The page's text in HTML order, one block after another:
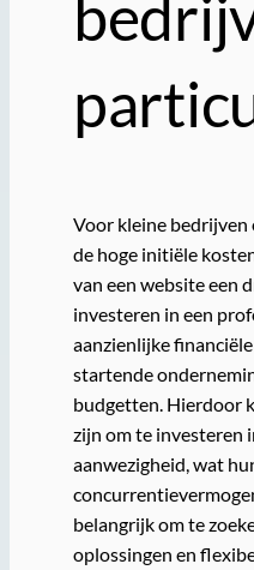
Voor kleine
de hoge initiële
van een website een
investeren in een
aanzienlijke
startende
budgetten. Hierdoor
zijn om te investeren
aanwezigheid, wat
belangrijk om te
oplossingen en